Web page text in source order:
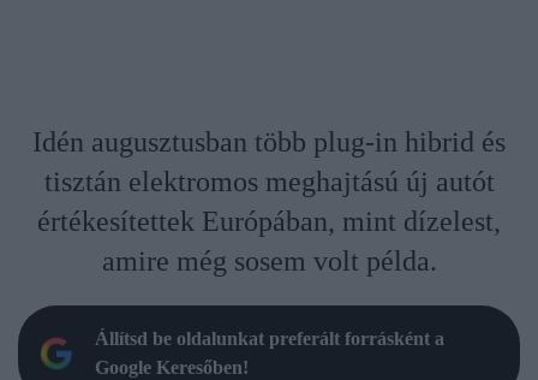
Idén augusztusban több plug-in hibrid és
tisztán elektromos meghajtású új autót
értékesítettek Európában, mint dízelest,
amire még sosem volt példa.
Állítsd be oldalunkat preferált forrásként a
Google Keresőben!